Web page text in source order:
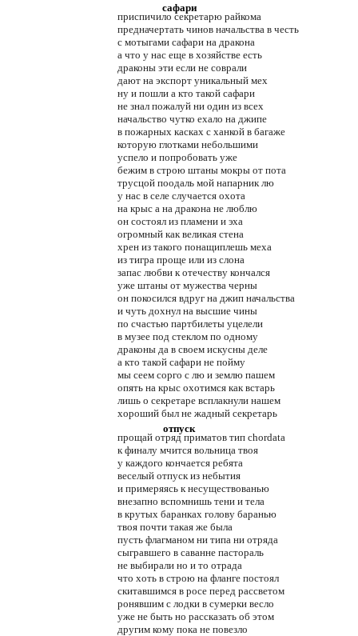
сафари
приспичило секретарю райкома
предначертать чинов начальства в честь
с мотыгами сафари на дракона
а что у нас еще в хозяйстве есть
драконы эти если не соврали
дают на экспорт уникальный мех
ну и пошли а кто такой сафари
не знал пожалуй ни один из всех
начальство чутко ехало на джипе
в пожарных касках с ханкой в багаже
которую глотками небольшими
успело и попробовать уже
бежим в строю штаны мокры от пота
трусцой поодаль мой напарник лю
у нас в селе случается охота
на крыс а на дракона не люблю
он состоял из пламени и эха
огромный как великая стена
хрен из такого понащиплешь меха
из тигра проще или из слона
запас любви к отечеству кончался
уже штаны от мужества черны
он покосился вдруг на джип начальства
и чуть дохнул на высшие чины
по счастью партбилеты уцелели
в музее под стеклом по одному
драконы да в своем искусны деле
а кто такой сафари не пойму
мы сеем сорго с лю и землю пашем
опять на крыс охотимся как встарь
лишь о секретаре всплакнули нашем
хороший был не жадный секретарь
отпуск
прощай отряд приматов тип chordata
к финалу мчится вольница твоя
у каждого кончается ребята
веселый отпуск из небытия
и примеряясь к несуществованью
внезапно вспомнишь тени и тела
в крутых баранках голову баранью
твоя почти такая же была
пусть флагманом ни типа ни отряда
сыгравшего в саванне пастораль
не выбирали но и то отрада
что хоть в строю на фланге постоял
скитавшимся в росе перед рассветом
ронявшим с лодки в сумерки весло
уже не быть но рассказать об этом
другим кому пока не повезло